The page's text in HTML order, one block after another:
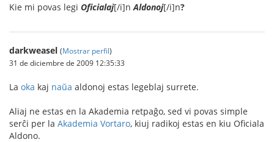
Kie mi povas legi Oficialaj[/i]n Aldonoj[/i]n?
darkweasel (Mostrar perfil)
31 de diciembre de 2009 12:35:33
La oka kaj naŭa aldonoj estas legeblaj surrete.
Aliaj ne estas en la Akademia retpaĝo, sed vi povas simple
serĉi per la Akademia Vortaro, kiuj radikoj estas en kiu Oficiala
Aldono.